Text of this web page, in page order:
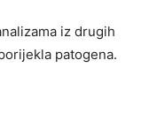
iz drugih
patogena.